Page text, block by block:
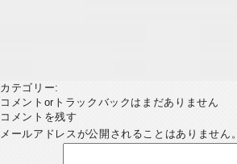
カテゴリー:
コメントorトラックバックはまだありません
コメントを残す
メールアドレスが公開されることはありません。